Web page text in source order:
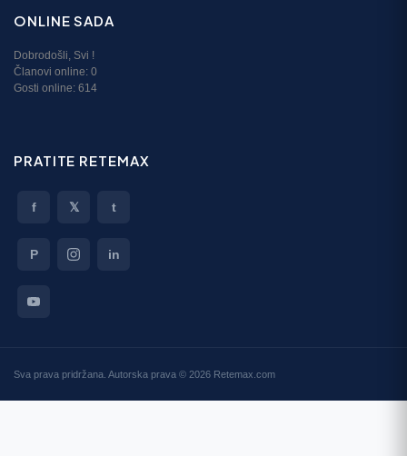
ONLINE SADA
Dobrodošli, Svi !
Članovi online: 0
Gosti online: 614
PRATITE RETEMAX
f 𝕏 t
P in
Sva prava pridržana. Autorska prava © 2026 Retemax.com